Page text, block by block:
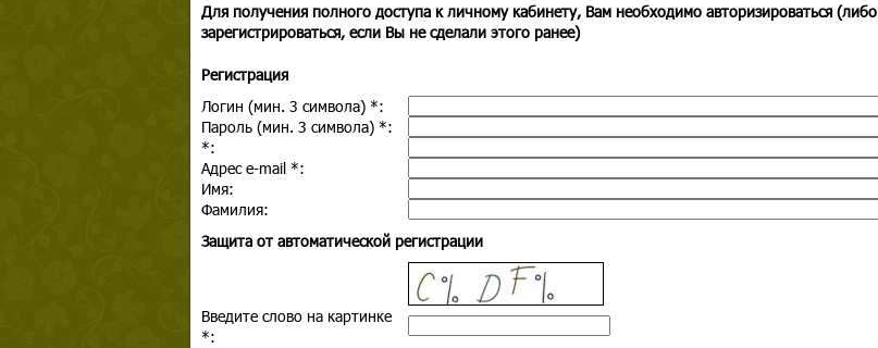
Для получения полного доступа к личному кабинету, Вам необходимо авторизироваться (либо
зарегистрироваться, если Вы не сделали этого ранее)
Регистрация
Логин (мин. 3 символа) *:
Пароль (мин. 3 символа) *:
*:
Адрес e-mail *:
Имя:
Фамилия:
Защита от автоматической регистрации
Введите слово на картинке
*: